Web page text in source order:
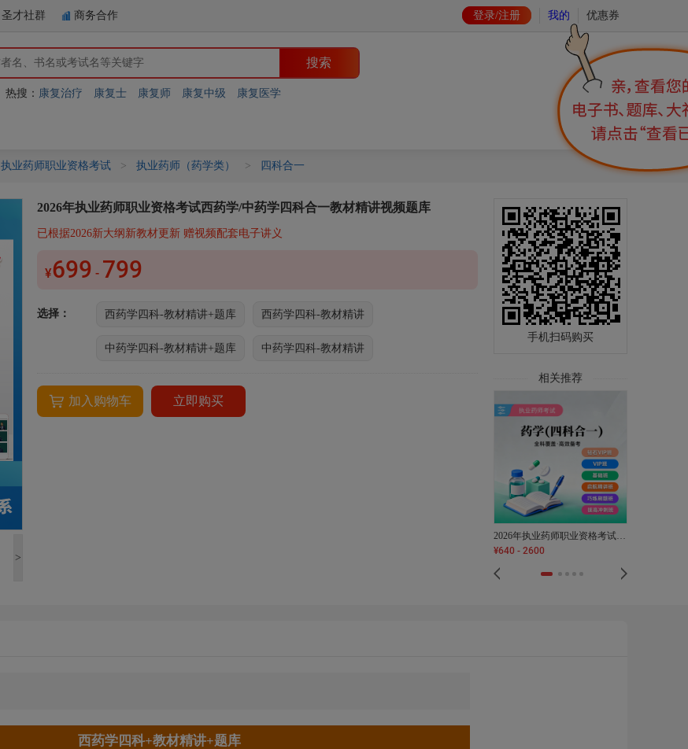
圣才社群 商务合作 登录/注册 我的 优惠券
热搜： 康复治疗 康复士 康复师 康复中级 康复医学
执业药师职业资格考试 > 执业药师（药学类） > 四科合一
2026年执业药师职业资格考试西药学/中药学四科合一教材精讲视频题库
已根据2026新大纲新教材更新 赠视频配套电子讲义
¥699 - 799
选择： 西药学四科-教材精讲+题库 西药学四科-教材精讲
中药学四科-教材精讲+题库 中药学四科-教材精讲
加入购物车 立即购买
手机扫码购买
相关推荐
2026年执业药师职业资格考试（药学四科合一）全科VIP班/基础班/启航精讲班/巧练刷题班/拔高冲刺班
¥640 - 2600
>
西药学四科+教材精讲+题库